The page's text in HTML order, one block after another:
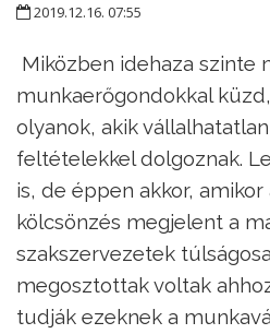
2019.12.16. 07:55
Miközben idehaza szinte
munkaerőgondokkal
olyanok, akik
feltételekkel dolgoznak.
is, de éppen akkor,
kölcsönzés megjelent a
szakszervezetek
megosztottak voltak
tudják ezeknek a